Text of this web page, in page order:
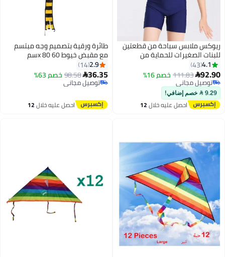
سباحة من قطعتين
للحماية من
سباحة قصيرة
قابلة للتنفس سريعة
تنورات سباحة، بدلة
البنات مع حماية
فوق البنفسجية، ملابس
رياضية للشاطئ
111.83خصم 16%
بسرعة
احصل عليه خلال12
اغسطس
طائرة ورقية بتصميم وجه مبتسم
مع مقبض خيوط 60 x 80سم
98.58خصم 63%
توصيل مجاني
توصيل مجاني
احصل عليه خلال12
اغسطس